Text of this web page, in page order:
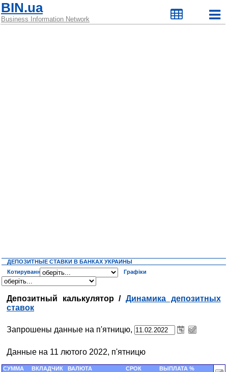
BIN.ua
Business Information Network
ДЕПОЗИТНЫЕ СТАВКИ В БАНКАХ УКРАИНЫ
Котирування
Графіки
Депозитный калькулятор / Динамика депозитных
ставок
Запрошены данные на п'ятницю,
Данные на 11 лютого 2022, п'ятницю
СУММА ВКЛАДЧИК ВАЛЮТА СРОК ВЫПЛАТА %